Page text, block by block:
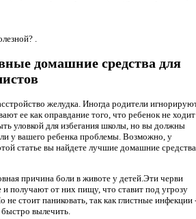
.
домашние средства для
желудка. Иногда родители
ее как оправдание того, что ребенок не ходит
уловкой для избегания школы, но вы должны
у вашего ребенка проблемы. Возможно, у
статье вы найдете лучшие домашние средства
причина боли в животе у детей.Эти черви
и получают от них пищу, что ставит под угрозу
не стоит паниковать, так как глистные инфекции
вылечить.